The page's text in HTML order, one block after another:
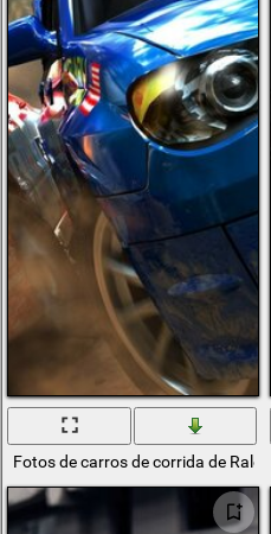
Fotos de carros de corrida de